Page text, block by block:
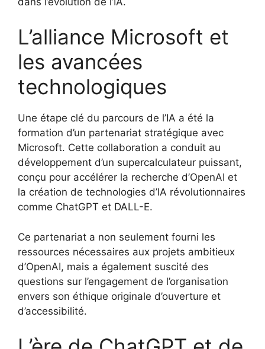
L’alliance Microsoft et
les avancées
technologiques
Une étape clé du parcours de l’IA a été la
formation d’un partenariat stratégique avec
Microsoft. Cette collaboration a conduit au
développement d’un supercalculateur puissant,
conçu pour accélérer la recherche d’OpenAI et
la création de technologies d’IA révolutionnaires
comme ChatGPT et DALL-E.
Ce partenariat a non seulement fourni les
ressources nécessaires aux projets ambitieux
d’OpenAI, mais a également suscité des
questions sur l’engagement de l’organisation
envers son éthique originale d’ouverture et
d’accessibilité.